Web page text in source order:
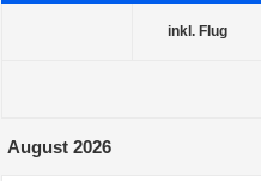
inkl. Flug
August 2026